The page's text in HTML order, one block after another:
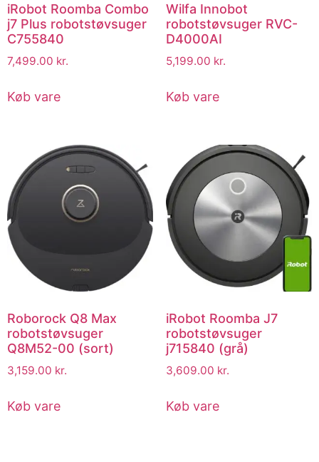
iRobot Roomba Combo
j7 Plus robotstøvsuger
C755840
7,499.00 kr.
Køb vare
Wilfa Innobot
robotstøvsuger RVC-
D4000AI
5,199.00 kr.
Køb vare
Roborock Q8 Max
robotstøvsuger
Q8M52-00 (sort)
3,159.00 kr.
Køb vare
iRobot Roomba J7
robotstøvsuger
j715840 (grå)
3,609.00 kr.
Køb vare